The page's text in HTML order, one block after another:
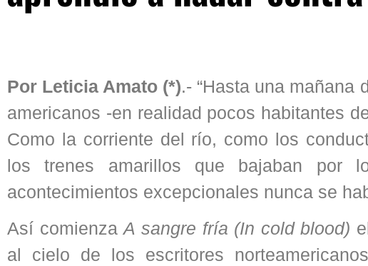
Por Leticia Amato (*).- “Hasta una mañana
americanos -en realidad pocos habitantes
Como la corriente del río, como los
los trenes amarillos que bajaban por
acontecimientos excepcionales nunca se
Así comienzaA sangre fría (In cold blood)
al cielo de los escritores